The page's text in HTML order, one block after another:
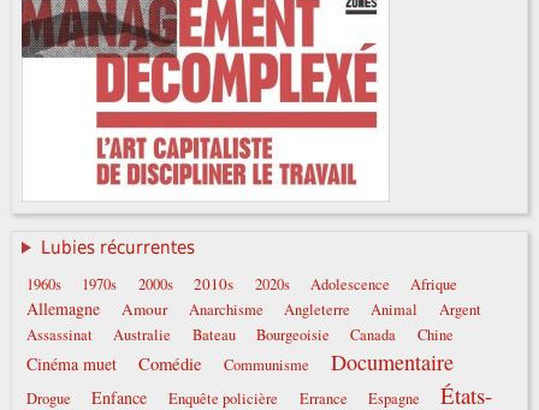
Lubies récurrentes
1960s 1970s 2000s 2010s 2020s Adolescence Afrique
Allemagne Amour Anarchisme Angleterre Animal
Argent
Assassinat
Australie Bateau Bourgeoisie Canada Chine
Cinéma muet Comédie Communisme Documentaire
Drogue Enfance Enquête policière Errance Espagne États-